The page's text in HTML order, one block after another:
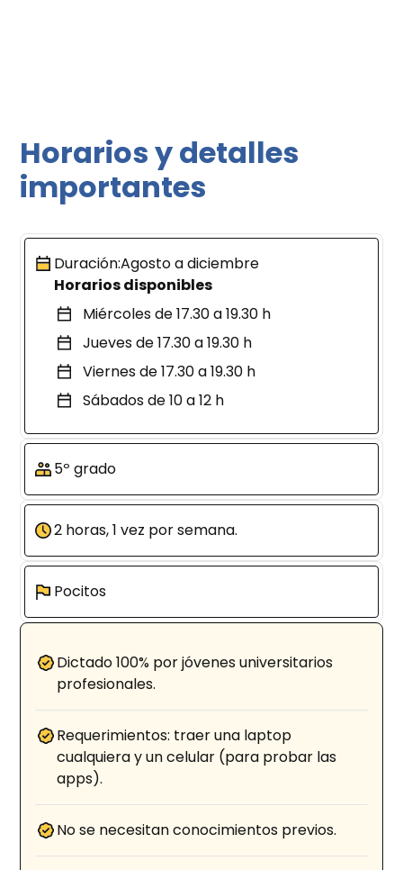
Horarios y detalles
importantes
Duración:Agosto a diciembre
Horarios disponibles
Miércoles de 17.30 a 19.30 h
Jueves de 17.30 a 19.30 h
Viernes de 17.30 a 19.30 h
Sábados de 10 a 12 h
5º grado
2 horas, 1 vez por semana.
Pocitos
Dictado 100% por jóvenes universitarios
profesionales.
Requerimientos: traer una laptop
cualquiera y un celular (para probar las
apps).
No se necesitan conocimientos previos.